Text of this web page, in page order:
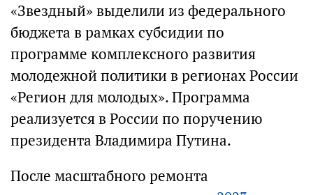
«Звездный» выделили из федерального
бюджета в рамках субсидии по
программе комплексного развития
молодежной политики в регионах России
«Регион для молодых». Программа
реализуется в России по поручению
президента Владимира Путина.
После масштабного ремонта